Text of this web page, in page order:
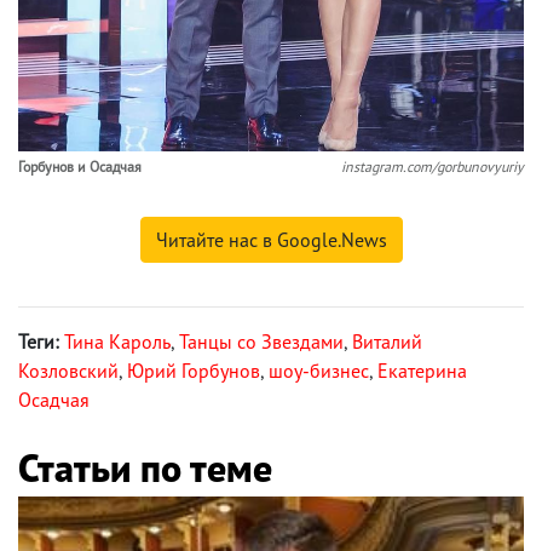
Горбунов и Осадчая instagram.com/gorbunovyuriy
Читайте нас в Google.News
Теги: Тина Кароль, Танцы со Звездами, Виталий
Козловский, Юрий Горбунов, шоу-бизнес, Екатерина
Осадчая
Статьи по теме